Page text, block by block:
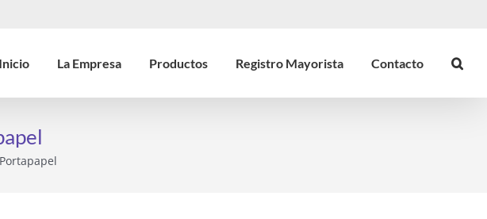
Inicio La Empresa Productos Registro Mayorista Contacto